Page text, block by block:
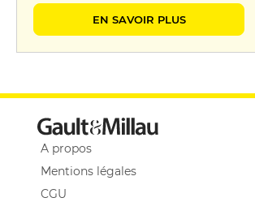
EN SAVOIR PLUS
A propos
Mentions légales
CGU